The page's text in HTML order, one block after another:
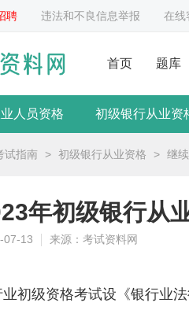
聘 违法和不良信息举报 在线
首页 题库
人员资格 初级银行从业资
试指南 > 初级银行从业资格 > 继
年初级银行从
07-13 来源：考试资料网
初级资格考试设《银行业